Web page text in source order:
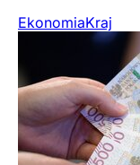
EkonomiaKraj